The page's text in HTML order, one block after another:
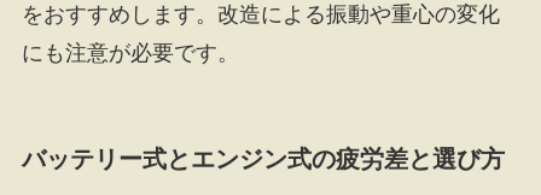
をおすすめします。改造による振動や重心の変化
にも注意が必要です。
バッテリー式とエンジン式の疲労差と選び方